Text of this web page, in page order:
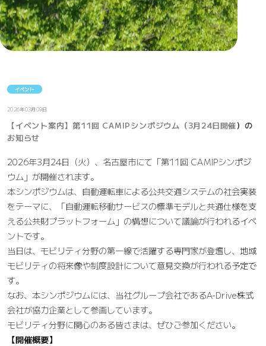
イベント
2026年03月09日
【イベント案内】第11回 CAMIPシンポジウム（3月24日開催）の
お知らせ
2026年3月24日（火）、名古屋市にて「第11回 CAMIPシンポジ
ウム」が開催されます。
本シンポジウムは、自動運転車による公共交通システムの社会実装
をテーマに、「自動運転移動サービスの標準モデルと共通仕様を支
える公共財プラットフォーム」の構想について議論が行われるイベ
ントです。
当日は、モビリティ分野の第一線で活躍する専門家が登壇し、地域
モビリティの将来像や制度設計について意見交換が行われる予定で
す。
なお、本シンポジウムには、当社グループ会社であるA-Drive株式
会社が協力企業として参画しています。
モビリティ分野に関心のある皆さまは、ぜひご参加ください。
【開催概要】